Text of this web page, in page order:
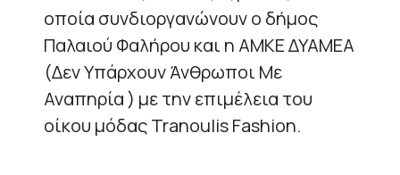
οποία συνδιοργανώνουν ο δήμος
Παλαιού Φαλήρου και η ΑΜΚΕ ΔΥΑΜΕΑ
(Δεν Υπάρχουν Άνθρωποι Με
Αναπηρία ) με την επιμέλεια του
οίκου μόδας Tranoulis Fashion.